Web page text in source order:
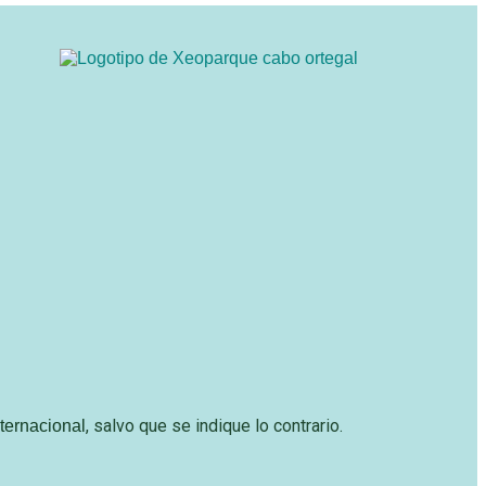
, salvo que se indique lo contrario.